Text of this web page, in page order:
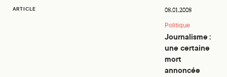
ARTICLE 08.01.2008
Politique
Journalisme :
une certaine
mort
annoncée